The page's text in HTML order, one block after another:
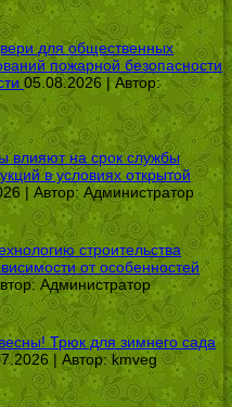
для общественных
пожарной безопасности
05.08.2026 | Автор:
влияют на срок службы
в условиях открытой
| Автор: Администратор
строительства
от особенностей
Администратор
Трюк для зимнего сада
| Автор:kmveg